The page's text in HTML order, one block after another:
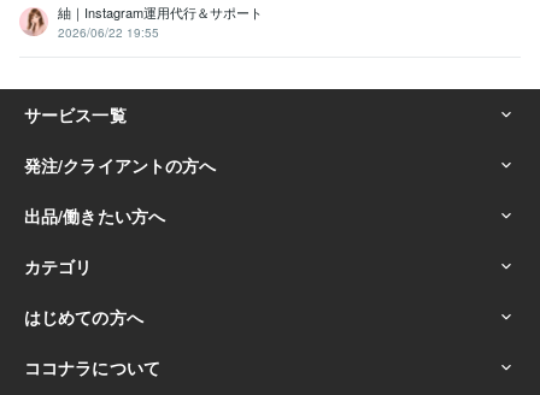
紬｜Instagram運用代行＆サポート
2026/06/22 19:55